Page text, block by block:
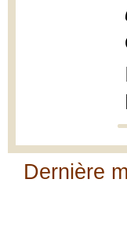
Dernière